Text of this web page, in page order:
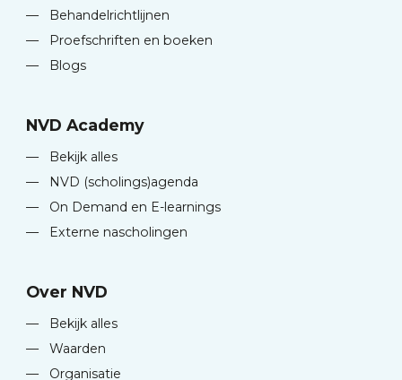
—
Behandelrichtlijnen
—
Proefschriften en boeken
—
Blogs
NVD Academy
—
Bekijk alles
—
NVD (scholings)agenda
—
On Demand en E-learnings
—
Externe nascholingen
Over NVD
—
Bekijk alles
—
Waarden
—
Organisatie